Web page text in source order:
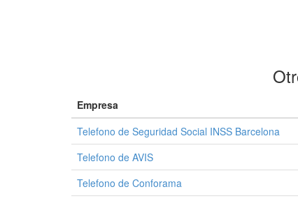
Empresa
Telefono de Seguridad Social INSS Barcelona
Telefono de AVIS
Telefono de Conforama